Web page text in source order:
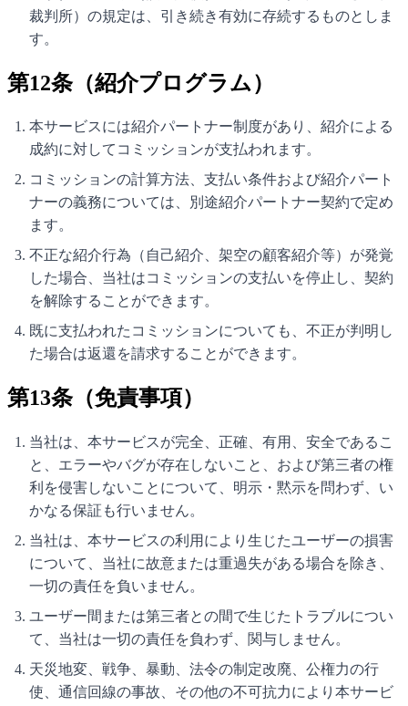
裁判所）の規定は、引き続き有効に存続するものとしま
す。
第12条（紹介プログラム）
本サービスには紹介パートナー制度があり、紹介による
成約に対してコミッションが支払われます。
コミッションの計算方法、支払い条件および紹介パート
ナーの義務については、別途紹介パートナー契約で定め
ます。
不正な紹介行為（自己紹介、架空の顧客紹介等）が発覚
した場合、当社はコミッションの支払いを停止し、契約
を解除することができます。
既に支払われたコミッションについても、不正が判明し
た場合は返還を請求することができます。
第13条（免責事項）
当社は、本サービスが完全、正確、有用、安全であるこ
と、エラーやバグが存在しないこと、および第三者の権
利を侵害しないことについて、明示・黙示を問わず、い
かなる保証も行いません。
当社は、本サービスの利用により生じたユーザーの損害
について、当社に故意または重過失がある場合を除き、
一切の責任を負いません。
ユーザー間または第三者との間で生じたトラブルについ
て、当社は一切の責任を負わず、関与しません。
天災地変、戦争、暴動、法令の制定改廃、公権力の行
使、通信回線の事故、その他の不可抗力により本サービ